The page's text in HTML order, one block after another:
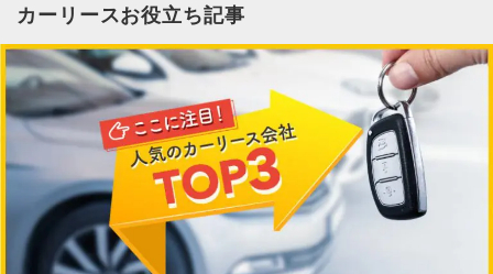
カーリースお役立ち記事